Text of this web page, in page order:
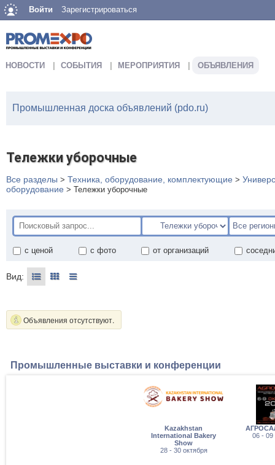
Войти Зарегистрироваться
НОВОСТИ СОБЫТИЯ МЕРОПРИЯТИЯ ОБЪЯВЛЕНИЯ
Промышленная доска объявлений (pdo.ru)
Тележки уборочные
Все разделы > Техника, оборудование, комплектующие >
оборудование > Тележки уборочные
с ценой с фото от организаций
Вид:
Объявления отсутствуют.
Промышленные выставки и конференции
Kazakhstan
International Bakery
Show
28 - 30 октября
06 - 09